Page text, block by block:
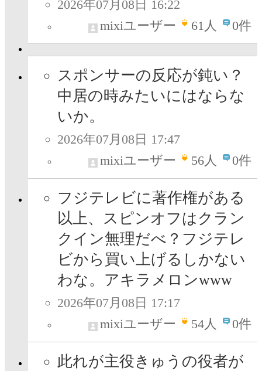
2026年07月08日 16:22
mixiユーザー
61人 0件
スポンサーの反応が鈍い？
中居の時みたいにはならな
いか。
2026年07月08日 17:47
mixiユーザー
56人 0件
フジテレビに著作権がある
以上、スピンオフはクラン
クイン無理だべ？フジテレ
ビから買い上げるしかない
わな。アキラメロンwww
2026年07月08日 17:17
mixiユーザー
54人 0件
此れが主役きゅうの役者が